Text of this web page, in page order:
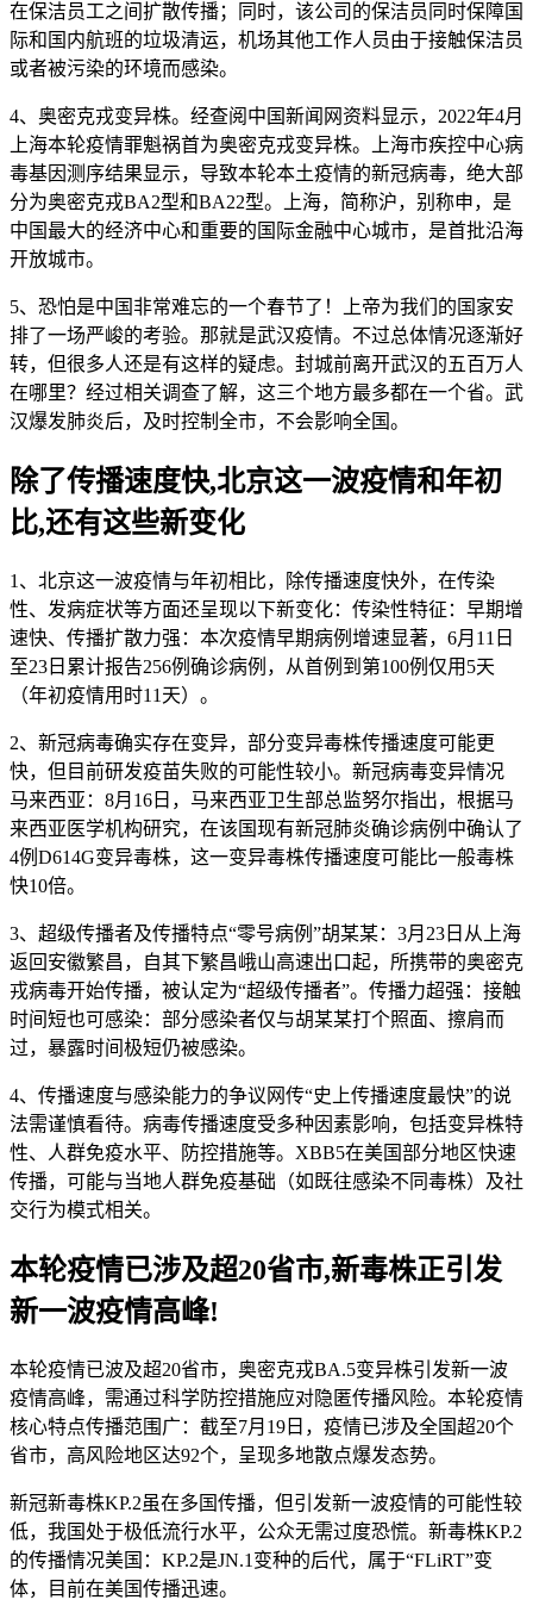
在保洁员工之间扩散传播；同时，该公司的保洁员同时保障国
际和国内航班的垃圾清运，机场其他工作人员由于接触保洁员
或者被污染的环境而感染。
4、奥密克戎变异株。经查阅中国新闻网资料显示，2022年4月
上海本轮疫情罪魁祸首为奥密克戎变异株。上海市疾控中心病
毒基因测序结果显示，导致本轮本土疫情的新冠病毒，绝大部
分为奥密克戎BA2型和BA22型。上海，简称沪，别称申，是
中国最大的经济中心和重要的国际金融中心城市，是首批沿海
开放城市。
5、恐怕是中国非常难忘的一个春节了！上帝为我们的国家安
排了一场严峻的考验。那就是武汉疫情。不过总体情况逐渐好
转，但很多人还是有这样的疑虑。封城前离开武汉的五百万人
在哪里？经过相关调查了解，这三个地方最多都在一个省。武
汉爆发肺炎后，及时控制全市，不会影响全国。
除了传播速度快,北京这一波疫情和年初
比,还有这些新变化
1、北京这一波疫情与年初相比，除传播速度快外，在传染
性、发病症状等方面还呈现以下新变化：传染性特征：早期增
速快、传播扩散力强：本次疫情早期病例增速显著，6月11日
至23日累计报告256例确诊病例，从首例到第100例仅用5天
（年初疫情用时11天）。
2、新冠病毒确实存在变异，部分变异毒株传播速度可能更
快，但目前研发疫苗失败的可能性较小。新冠病毒变异情况
马来西亚：8月16日，马来西亚卫生部总监努尔指出，根据马
来西亚医学机构研究，在该国现有新冠肺炎确诊病例中确认了
4例D614G变异毒株，这一变异毒株传播速度可能比一般毒株
快10倍。
3、超级传播者及传播特点“零号病例”胡某某：3月23日从上海
返回安徽繁昌，自其下繁昌峨山高速出口起，所携带的奥密克
戎病毒开始传播，被认定为“超级传播者”。传播力超强：接触
时间短也可感染：部分感染者仅与胡某某打个照面、擦肩而
过，暴露时间极短仍被感染。
4、传播速度与感染能力的争议网传“史上传播速度最快”的说
法需谨慎看待。病毒传播速度受多种因素影响，包括变异株特
性、人群免疫水平、防控措施等。XBB5在美国部分地区快速
传播，可能与当地人群免疫基础（如既往感染不同毒株）及社
交行为模式相关。
本轮疫情已涉及超20省市,新毒株正引发
新一波疫情高峰!
本轮疫情已波及超20省市，奥密克戎BA.5变异株引发新一波
疫情高峰，需通过科学防控措施应对隐匿传播风险。本轮疫情
核心特点传播范围广：截至7月19日，疫情已涉及全国超20个
省市，高风险地区达92个，呈现多地散点爆发态势。
新冠新毒株KP.2虽在多国传播，但引发新一波疫情的可能性较
低，我国处于极低流行水平，公众无需过度恐慌。新毒株KP.2
的传播情况美国：KP.2是JN.1变种的后代，属于“FLiRT”变
体，目前在美国传播迅速。